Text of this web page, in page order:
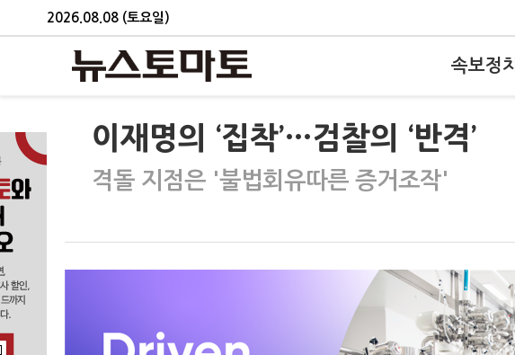
2026.08.08 (토요일)
속보정치
이재명의 ‘집착’…검찰의 ‘반격’
격돌 지점은 '불법회유따른 증거조작'